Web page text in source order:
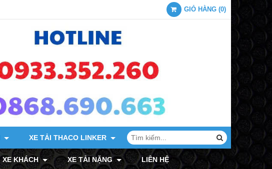
GIỎ HÀNG (0)
XE TẢI THACO LINKER XE TẢI MITSUBISHI
XE KHÁCH XE TẢI NẶNG LIÊN HỆ